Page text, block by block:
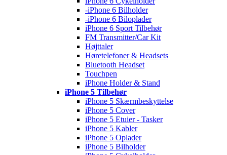
-iPhone 6 Bilholder
-iPhone 6 Biloplader
iPhone 6 Sport Tilbehør
FM Transmitter/Car Kit
Højttaler
Høretelefoner & Headsets
Bluetooth Headset
Touchpen
iPhone Holder & Stand
iPhone 5 Tilbehør
iPhone 5 Skærmbeskyttelse
iPhone 5 Cover
iPhone 5 Etuier - Tasker
iPhone 5 Kabler
iPhone 5 Oplader
iPhone 5 Bilholder